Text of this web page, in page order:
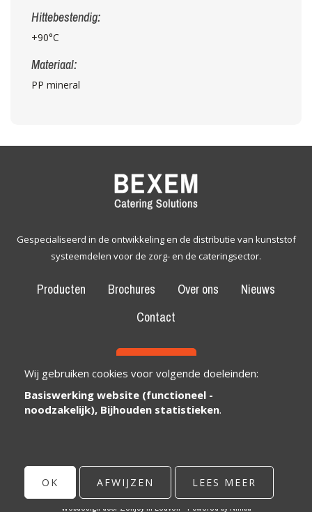
Hittebestendig:
+90°C
Materiaal:
PP mineral
Gespecialiseerd in de ontwikkeling en de distributie van kunststof
systeemdelen voor de zorg- en de cateringsector.
Producten Brochures Over ons
Nieuws
Contact
Bexem Catering Solutions
Maatschappelijke zetel
© Copyright 2026 | Bexem • Alle rechten voorbehouden •
Webdesign door Zenjoy in Leuven
Powered by Nimbu
Wij gebruiken cookies voor volgende doeleinden:
Basiswerking website (functioneel -
noodzakelijk), Bijhouden statistieken.
OK AFWIJZEN LEES MEER